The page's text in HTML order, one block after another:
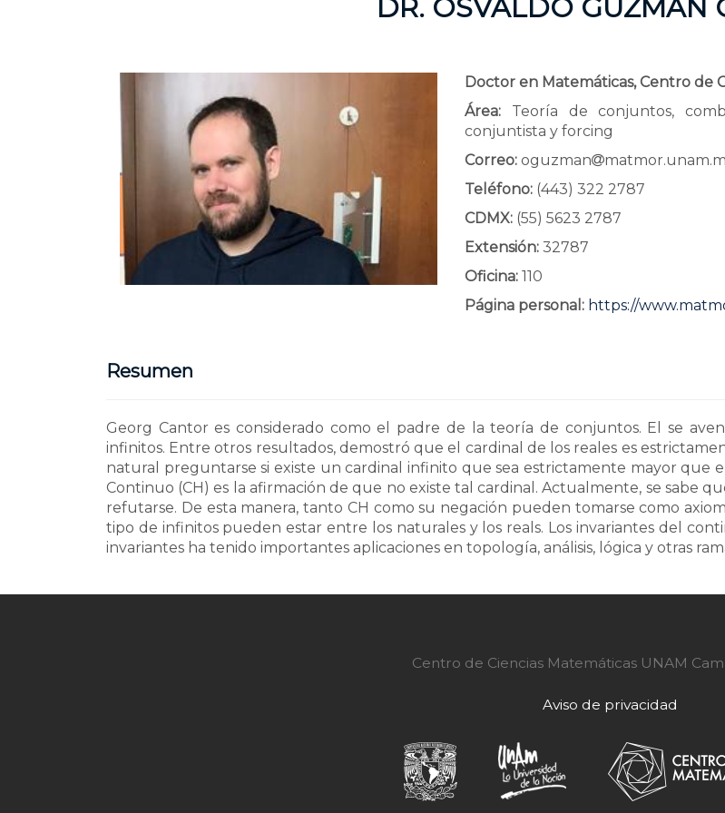
DR. OSVALDO GUZMÁN
Doctor en Matemáticas, Centro de
Área: Teoría de conjuntos,
conjuntista y forcing
Correo: oguzman
Teléfono: (443) 322 2787
CDMX: (55) 5623 2787
Extensión: 32787
Oficina: 110
Página personal: https://
Resumen
Georg Cantor es considerado como el padre de la teoría de conjuntos. El se
infinitos. Entre otros resultados, demostró que el cardinal de los reales es
natural preguntarse si existe un cardinal infinito que sea estrictamente mayor que
Continuo (CH) es la afirmación de que no existe tal cardinal. Actualmente, se sabe
refutarse. De esta manera, tanto CH como su negación pueden tomarse como
tipo de infinitos pueden estar entre los naturales y los reals. Los invariantes del
invariantes ha tenido importantes aplicaciones en topología, análisis, lógica y otras
Centro de Ciencias Matemáticas UNAM
Aviso de privacidad